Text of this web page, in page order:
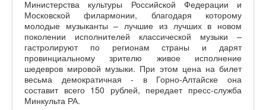
Министерства культуры Российской Федерации и
Московской филармонии, благодаря которому
молодые музыканты – лучшие из лучших в новом
поколении исполнителей классической музыки –
гастролируют по регионам страны и дарят
провинциальному зрителю живое исполнение
шедевров мировой музыки. При этом цена на билет
весьма демократичная - в Горно-Алтайске она
составит всего 150 рублей, передает пресс-служба
Минкульта РА.